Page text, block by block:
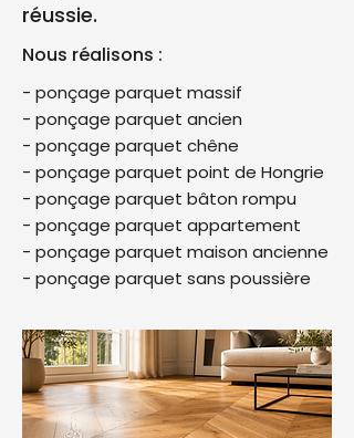
réussie.
Nous réalisons :
- ponçage parquet massif
- ponçage parquet ancien
- ponçage parquet chêne
- ponçage parquet point de Hongrie
- ponçage parquet bâton rompu
- ponçage parquet appartement
- ponçage parquet maison ancienne
- ponçage parquet sans poussière